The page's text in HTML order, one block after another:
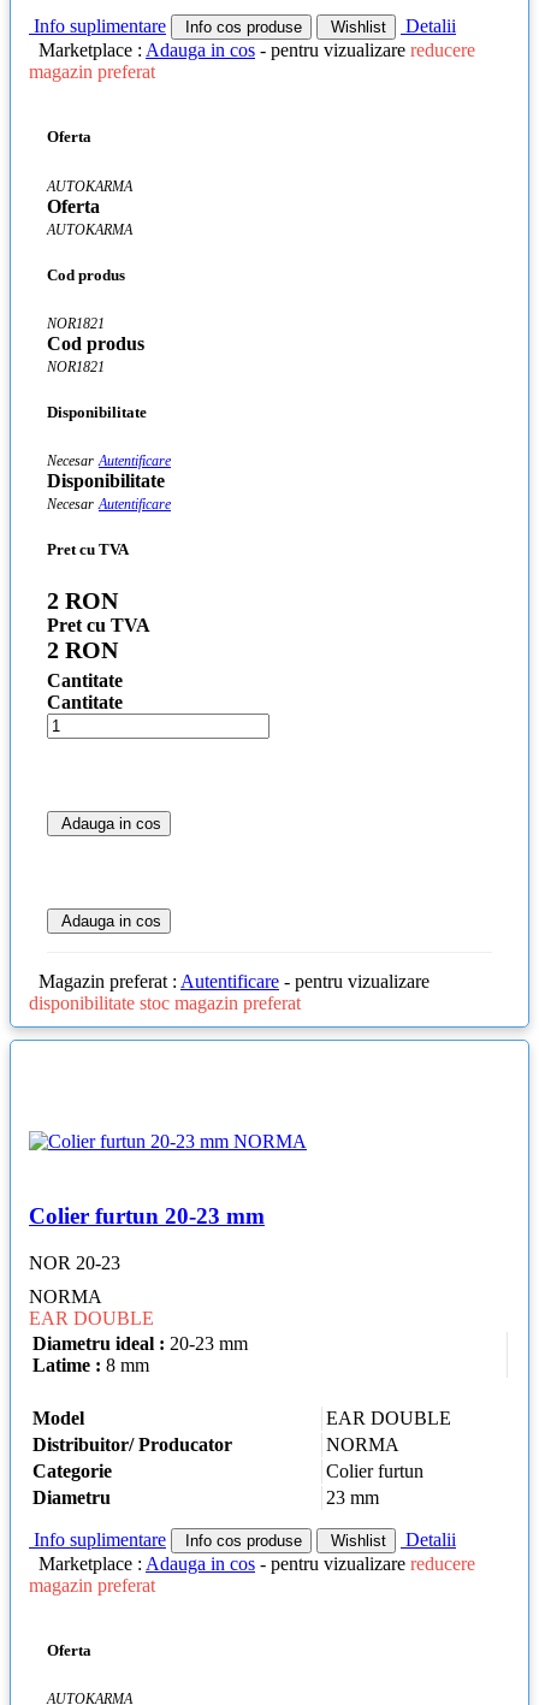
Info suplimentare Info cos produse Wishlist
Detalii
Marketplace : Adauga in cos - pentru vizualizare reducere
magazin preferat
Oferta
AUTOKARMA
Oferta
AUTOKARMA
Cod produs
NOR1821
Cod produs
NOR1821
Disponibilitate
Necesar Autentificare
Disponibilitate
Necesar Autentificare
Pret cu TVA
2 RON
Pret cu TVA
2 RON
Cantitate
Cantitate
Adauga in cos
Adauga in cos
Magazin preferat : Autentificare - pentru vizualizare
disponibilitate stoc magazin preferat
Colier furtun 20-23 mm
NOR 20-23
NORMA
EAR DOUBLE
Diametru ideal : 20-23 mm
Latime : 8 mm
Model
EAR DOUBLE
Distribuitor/ Producator
NORMA
Categorie
Colier furtun
Diametru
23 mm
Info suplimentare Info cos produse Wishlist
Detalii
Marketplace : Adauga in cos - pentru vizualizare reducere
magazin preferat
Oferta
AUTOKARMA